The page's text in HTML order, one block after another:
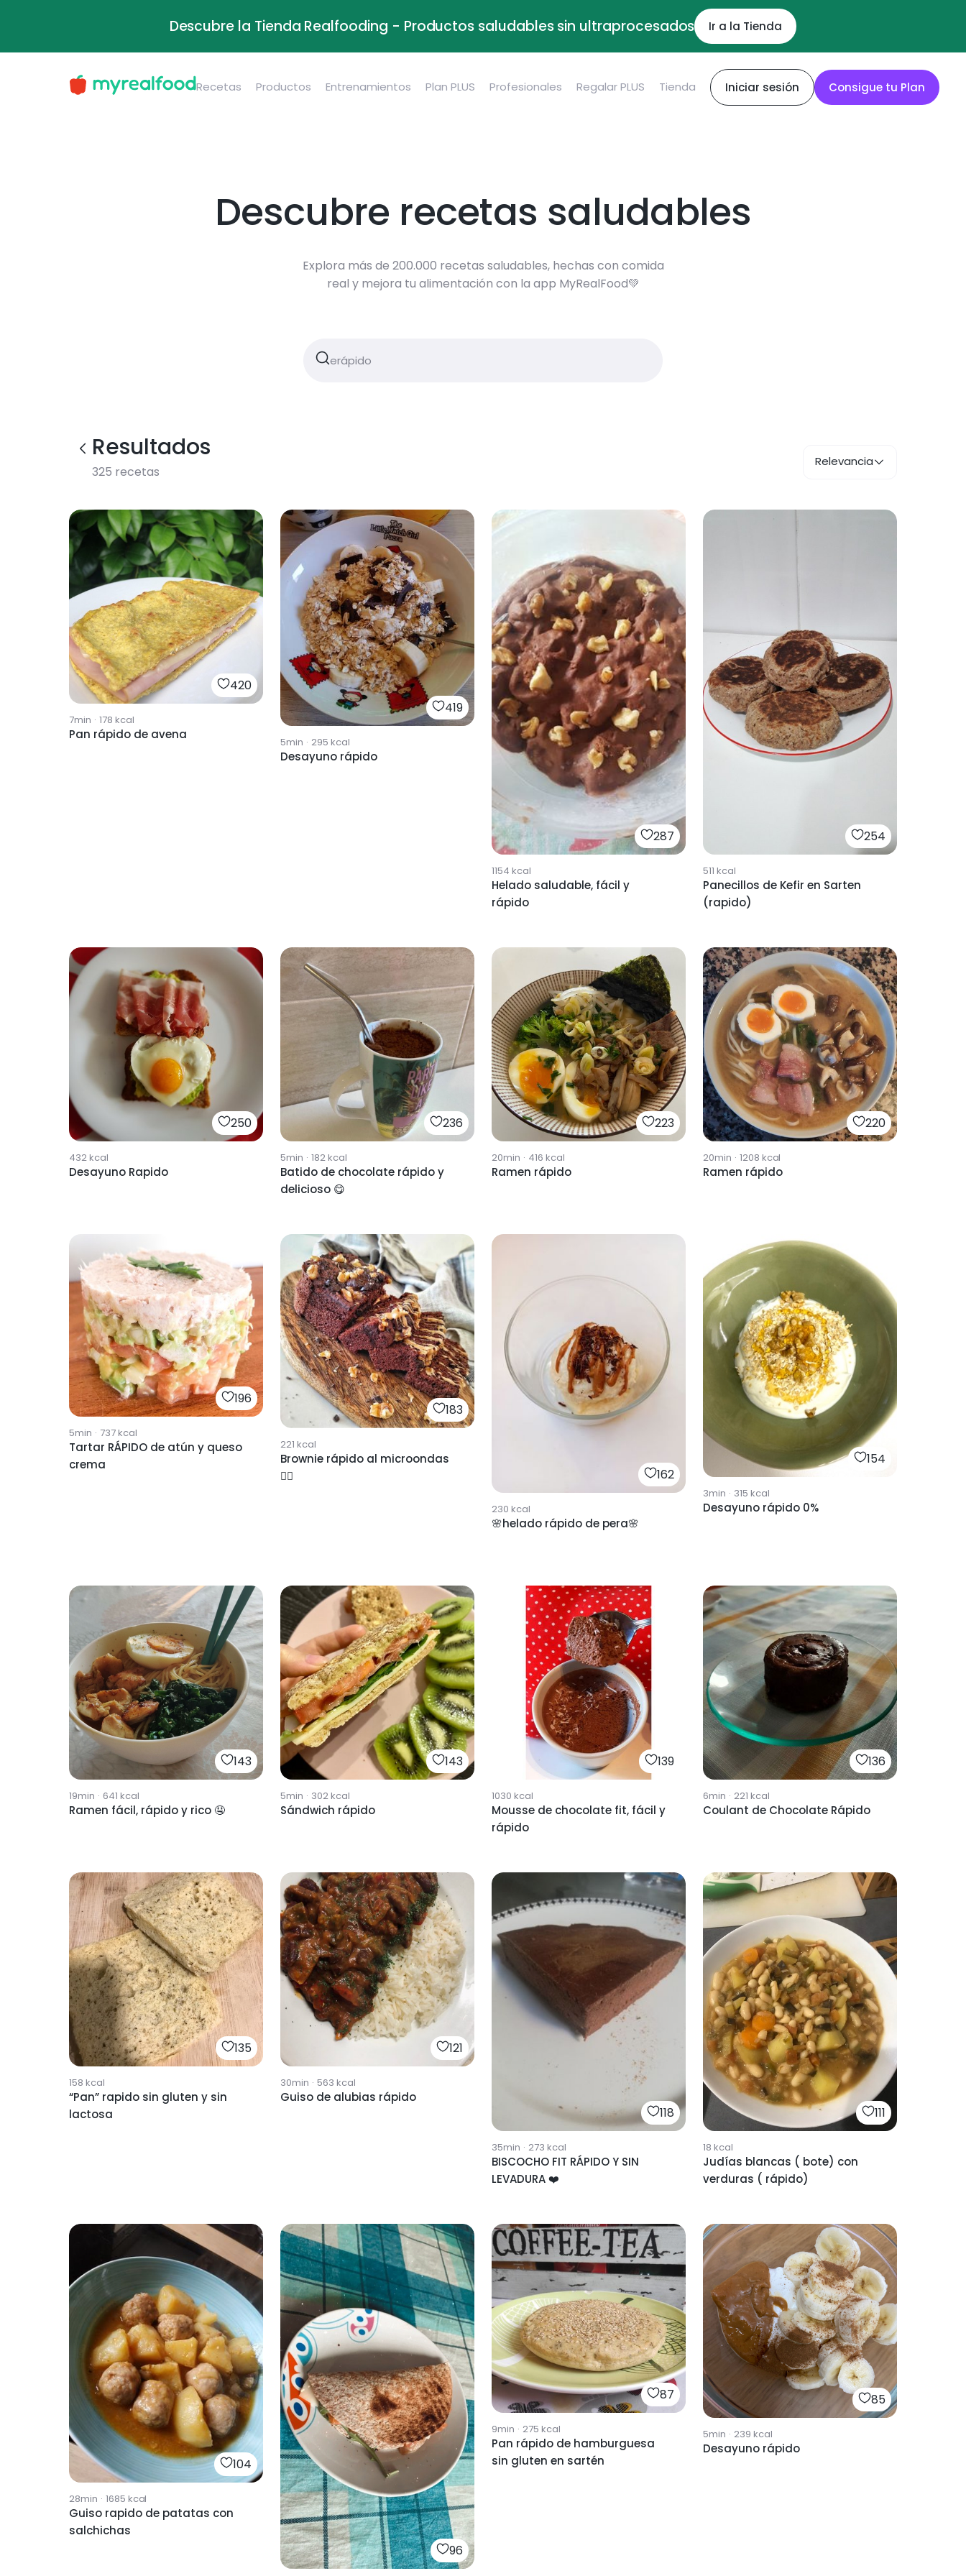
Descubre la Tienda Realfooding - Productos saludables sin ultraprocesados Ir a la Tienda
Recetas Productos Entrenamientos Plan PLUS Profesionales Regalar PLUS Tienda Iniciar sesión Consigue tu Plan
Descubre recetas saludables
Explora más de 200.000 recetas saludables, hechas con comida
real y mejora tu alimentación con la app MyRealFood💚
Resultados
325 recetas
Relevancia
420
7min · 178 kcal
Pan rápido de avena
419
5min · 295 kcal
Desayuno rápido
287
1154 kcal
Helado saludable, fácil y
rápido
254
511 kcal
Panecillos de Kefir en Sarten
(rapido)
250
432kcal
Desayuno Rapido
236
5min · 182kcal
Batido de chocolate rápido y
delicioso 😋
223
20min · 416 kcal
Ramen rápido
220
20min · 1208 kcal
Ramen rápido
196
5min · 737kcal
Tartar RÁPIDO de atún y queso
crema
183
221 kcal
Brownie rápido al microondas
👌🏽
162
230 kcal
🌸helado rápido de pera🌸
154
3min · 315 kcal
Desayuno rápido 0%
143
19min · 641 kcal
Ramen fácil, rápido y rico 🤤
143
5min · 302kcal
Sándwich rápido
139
1030 kcal
Mousse de chocolate fit, fácil y
rápido
136
6min · 221 kcal
Coulant de Chocolate Rápido
135
158 kcal
“Pan” rapido sin gluten y sin
lactosa
121
30min · 563 kcal
Guiso de alubias rápido
118
35min · 273 kcal
BISCOCHO FIT RÁPIDO Y SIN
LEVADURA ❤️
111
18 kcal
Judías blancas ( bote) con
verduras ( rápido)
104
28min · 1685 kcal
Guiso rapido de patatas con
salchichas
96
87
9min · 275 kcal
Pan rápido de hamburguesa
sin gluten en sartén
85
5min · 239 kcal
Desayuno rápido